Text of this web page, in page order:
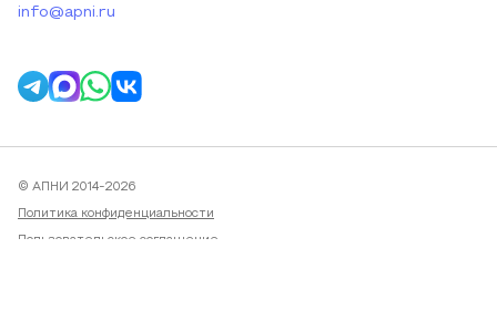
info@apni.ru
© АПНИ 2014-2026
Политика конфиденциальности
Пользовательское соглашение